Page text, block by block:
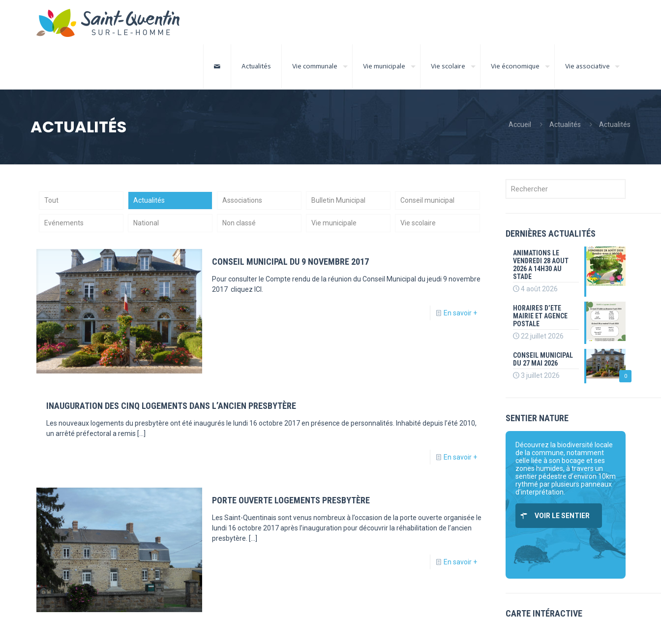
 Actualités Vie communale Vie municipale Vie scolaire Vie économique Vie associative
ACTUALITÉS Accueil Actualités Actualités
Tout Actualités Associations Bulletin Municipal Conseil municipal
Evénements National Non classé Vie municipale Vie scolaire
CONSEIL MUNICIPAL DU 9 NOVEMBRE 2017
Pour consulter le Compte rendu de la réunion du Conseil Municipal du jeudi 9 novembre
2017 cliquez ICI.
En savoir +
INAUGURATION DES CINQ LOGEMENTS DANS L’ANCIEN PRESBYTÈRE
Les nouveaux logements du presbytère ont été inaugurés le lundi 16 octobre 2017 en présence de personnalités. Inhabité depuis l’été 2010,
un arrêté préfectoral a remis […]
En savoir +
PORTE OUVERTE LOGEMENTS PRESBYTÈRE
Les Saint-Quentinais sont venus nombreux à l’occasion de la porte ouverte organisée le
lundi 16 octobre 2017 après l’inauguration pour découvrir la réhabilitation de l’ancien
presbytère. […]
En savoir +
DERNIÈRES ACTUALITÉS
ANIMATIONS LE
VENDREDI 28 AOUT
2026 A 14H30 AU
STADE
4 août 2026
HORAIRES D’ETE
MAIRIE ET AGENCE
POSTALE
22 juillet 2026
0
CONSEIL MUNICIPAL
DU 27 MAI 2026
3 juillet 2026
SENTIER NATURE
Découvrez la biodiversité locale
de la commune, notamment
celle liée à son bocage et ses
zones humides, à travers un
sentier pédestre d’environ 10km
rythmé par plusieurs panneaux
d’interprétation.
VOIR LE SENTIER
CARTE INTÉRACTIVE